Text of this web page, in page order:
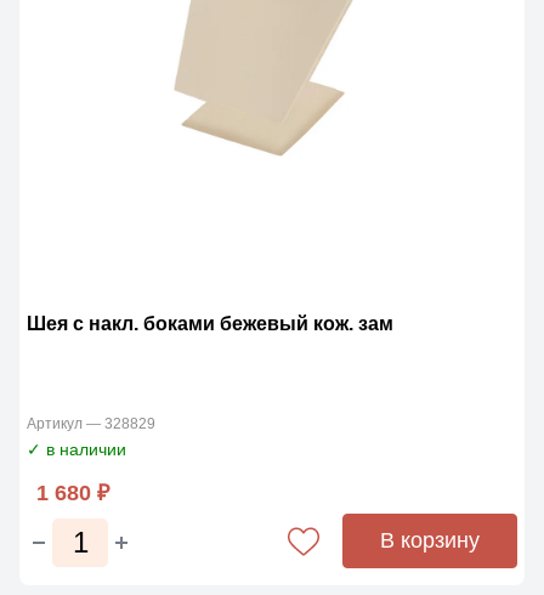
Шея с накл. боками бежевый кож. зам
Артикул — 328829
✓ в наличии
1 680 ₽
В корзину